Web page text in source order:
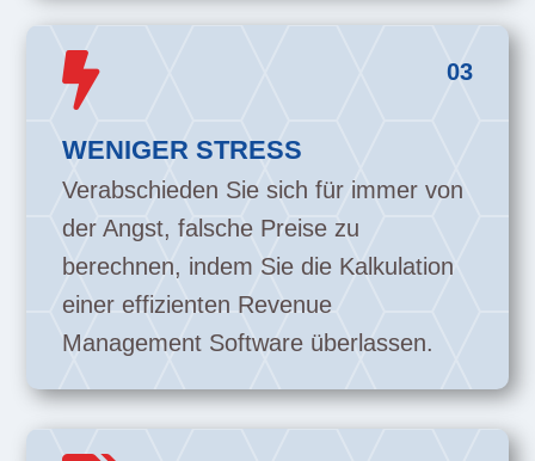
03

WENIGER STRESS
Verabschieden Sie sich für immer von
der Angst, falsche Preise zu
berechnen, indem Sie die Kalkulation
einer effizienten Revenue
Management Software überlassen.